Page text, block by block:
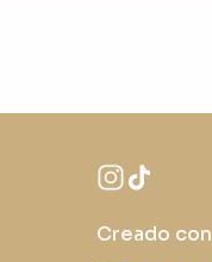
Creado con